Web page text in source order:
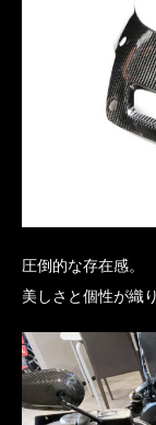
圧倒的な存在感。
美しさと個性が織